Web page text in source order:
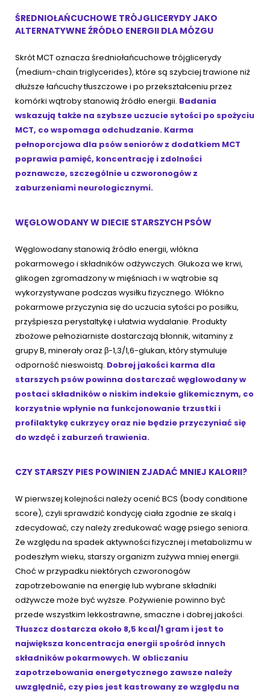
ŚREDNIOŁAŃCUCHOWE TRÓJGLICERYDY JAKO
ALTERNATYWNE ŹRÓDŁO ENERGII DLA MÓZGU
Skrót MCT oznacza średniołańcuchowe trójglicerydy
(medium-chain triglycerides), które są szybciej trawione niż
dłuższe łańcuchy tłuszczowe i po przekształceniu przez
komórki wątroby stanowią źródło energii. Badania
wskazują także na szybsze uczucie sytości po spożyciu
MCT, co wspomaga odchudzanie. Karma
pełnoporcjowa dla psów seniorów z dodatkiem MCT
poprawia pamięć, koncentrację i zdolności
poznawcze, szczególnie u czworonogów z
zaburzeniami neurologicznymi.
WĘGLOWODANY W DIECIE STARSZYCH PSÓW
Węglowodany stanowią źródło energii, włókna
pokarmowego i składników odżywczych. Glukoza we krwi,
glikogen zgromadzony w mięśniach i w wątrobie są
wykorzystywane podczas wysiłku fizycznego. Włókno
pokarmowe przyczynia się do uczucia sytości po posiłku,
przyśpiesza perystaltykę i ułatwia wydalanie. Produkty
zbożowe pełnoziarniste dostarczają błonnik, witaminy z
grupy B, minerały oraz β-1,3/1,6-glukan, który stymuluje
odporność nieswoistą. Dobrej jakości karma dla
starszych psów powinna dostarczać węglowodany w
postaci składników o niskim indeksie glikemicznym, co
korzystnie wpłynie na funkcjonowanie trzustki i
profilaktykę cukrzycy oraz nie będzie przyczyniać się
do wzdęć i zaburzeń trawienia.
CZY STARSZY PIES POWINIEN ZJADAĆ MNIEJ KALORII?
W pierwszej kolejności należy ocenić BCS (body conditione
score), czyli sprawdzić kondycję ciała zgodnie ze skalą i
zdecydować, czy należy zredukować wagę psiego seniora.
Ze względu na spadek aktywności fizycznej i metabolizmu w
podeszłym wieku, starszy organizm zużywa mniej energii.
Choć w przypadku niektórych czworonogów
zapotrzebowanie na energię lub wybrane składniki
odżywcze może być wyższe. Pożywienie powinno być
przede wszystkim lekkostrawne, smaczne i dobrej jakości.
Tłuszcz dostarcza około 8,5 kcal/1 gram i jest to
największa koncentracja energii spośród innych
składników pokarmowych. W obliczaniu
zapotrzebowania energetycznego zawsze należy
uwzględnić, czy pies jest kastrowany ze względu na